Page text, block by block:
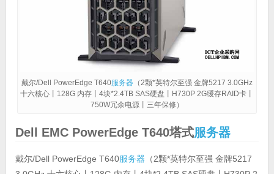
戴尔/Dell PowerEdge T640服务器（2颗*英特尔至强 金牌5217 3.0GHz
十六核心丨128G 内存丨4块*2.4TB SAS硬盘丨H730P 2G缓存RAID卡丨
750W冗余电源丨三年保修）
Dell EMC PowerEdge T640塔式服务器
戴尔/Dell PowerEdge T640服务器 （2颗*英特尔至强 金牌5217